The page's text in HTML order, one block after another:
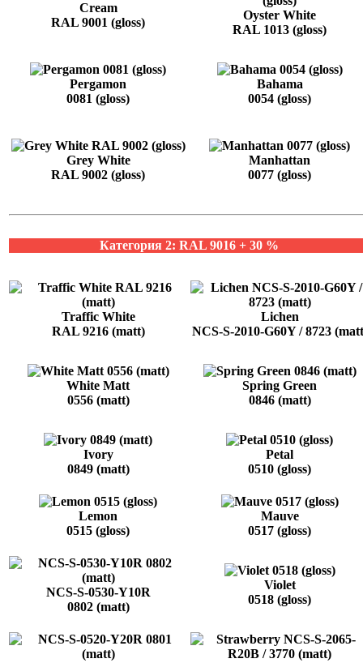
Cream
RAL 9001 (gloss)
Oyster White
RAL 1013 (gloss)
Pergamon
0081 (gloss)
Bahama
0054 (gloss)
Grey White
RAL 9002 (gloss)
Manhattan
0077 (gloss)
Категория 2: RAL 9016 + 30 %
Traffic White
RAL 9216 (matt)
Lichen
NCS-S-2010-G60Y / 8723
White Matt
0556 (matt)
Spring Green
0846 (matt)
Ivory
0849 (matt)
Petal
0510 (gloss)
Lemon
0515 (gloss)
Mauve
0517 (gloss)
NCS-S-0530-Y10R
0802 (matt)
Violet
0518 (gloss)